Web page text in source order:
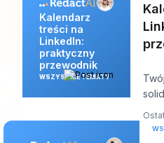
Kalendarz
treści na
LinkedIn:
praktyczny
przewodnik
WSZYSTKIE TEMATY